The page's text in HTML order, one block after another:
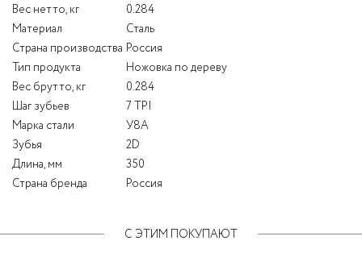
Вес нетто, кг
0.284
Материал
Сталь
Страна производства Россия
Тип продукта
Ножовка по дереву
Вес брутто, кг
0.284
Шаг зубьев
7 TPI
Марка стали
У8А
Зубья
2D
Длина, мм
350
Страна бренда
Россия
С ЭТИМ ПОКУПАЮТ